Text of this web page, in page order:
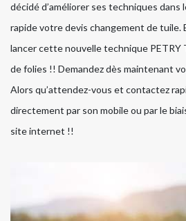
décidé d’améliorer ses techniques dans
rapide votre devis changement de tuile.
lancer cette nouvelle technique PETRY
de folies !! Demandez dès maintenant
Alors qu’attendez-vous et contactez
directement par son mobile ou par le
site internet !!